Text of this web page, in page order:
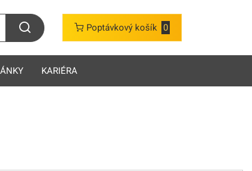
Poptávkový košík 0
KARIÉRA